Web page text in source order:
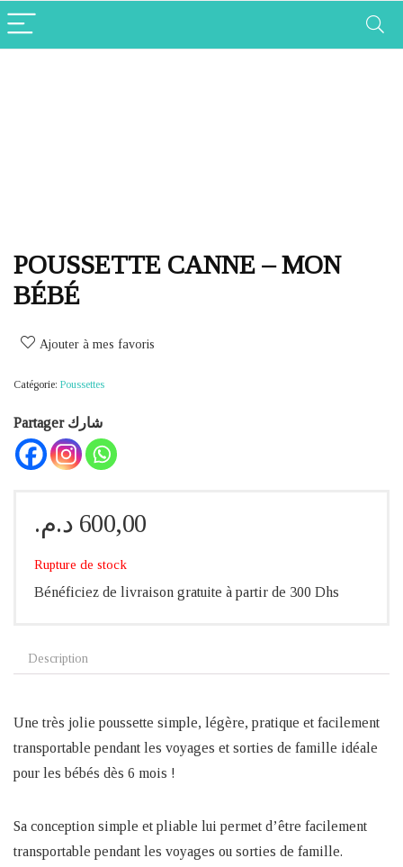
POUSSETTE CANNE – MON
BÉBÉ
Ajouter à mes favoris
Catégorie: Poussettes
Partager شارك
600,00 د.م.
Rupture de stock
Bénéficiez de livraison gratuite à partir de 300 Dhs
Description
Une très jolie poussette simple, légère, pratique et facilement
transportable pendant les voyages et sorties de famille idéale
pour les bébés dès 6 mois !
Sa conception simple et pliable lui permet d’être facilement
transportable pendant les voyages ou sorties de famille.